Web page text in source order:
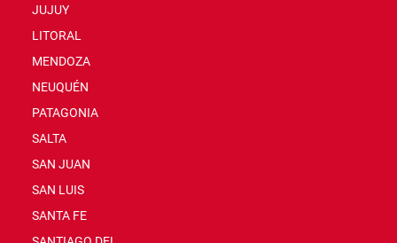
JUJUY
LITORAL
MENDOZA
NEUQUÉN
PATAGONIA
SALTA
SAN JUAN
SAN LUIS
SANTA FE